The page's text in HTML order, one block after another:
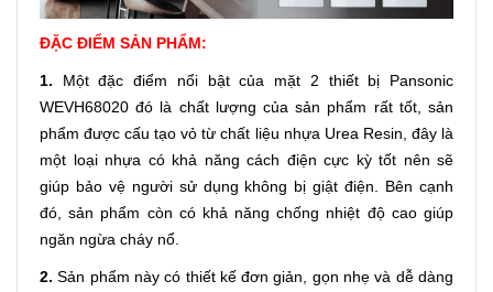
ĐẶC ĐIỂM SẢN PHẨM:
1. Một đặc điểm nổi bật của mặt 2 thiết bị Pansonic
WEVH68020 đó là chất lượng của sản phẩm rất tốt, sản
phẩm được cấu tạo vỏ từ chất liệu nhựa Urea Resin, đây là
một loại nhựa có khả năng cách điện cực kỳ tốt nên sẽ
giúp bảo vệ người sử dụng không bị giật điện. Bên cạnh
đó, sản phẩm còn có khả năng chống nhiệt độ cao giúp
ngăn ngừa cháy nổ.
2. Sản phẩm này có thiết kế đơn giản, gọn nhẹ và dễ dàng